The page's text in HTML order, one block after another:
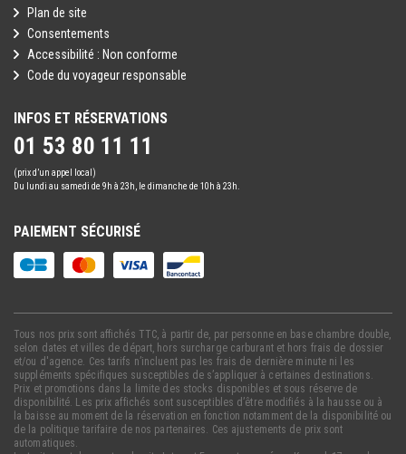
Plan de site
Consentements
Accessibilité : Non conforme
Code du voyageur responsable
INFOS ET RÉSERVATIONS
01 53 80 11 11
(prix d’un appel local)
Du lundi au samedi de 9h à 23h, le dimanche de 10h à 23h.
PAIEMENT SÉCURISÉ
Tous nos prix sont affichés TTC, à partir de, par personne en base chambre double,
selon dates et villes de départ, hors surcharge carburant et hors frais de dossier
et/ou d'agence. Ces tarifs n’incluent pas les frais de dernière minute ni les
suppléments spécifiques susceptibles de s’appliquer à certaines destinations.
Prix et promotions dans la limite des stocks disponibles et sous réserve de
disponibilité. Les prix affichés sont susceptibles d’être modifiés à la hausse ou à
la baisse au moment de la réservation en fonction notamment de la disponibilité ou
de la politique tarifaire de nos partenaires. Ces ajustements de prix sont
automatiques.